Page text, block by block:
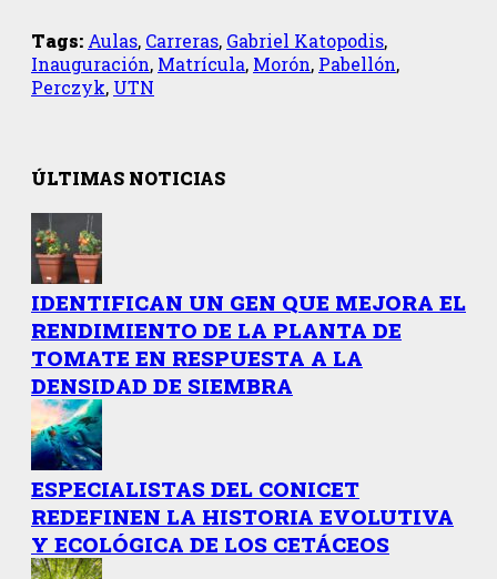
Tags: Aulas, Carreras, Gabriel Katopodis,
Inauguración, Matrícula, Morón, Pabellón,
Perczyk, UTN
ÚLTIMAS NOTICIAS
IDENTIFICAN UN GEN QUE MEJORA EL
RENDIMIENTO DE LA PLANTA DE
TOMATE EN RESPUESTA A LA
DENSIDAD DE SIEMBRA
ESPECIALISTAS DEL CONICET
REDEFINEN LA HISTORIA EVOLUTIVA
Y ECOLÓGICA DE LOS CETÁCEOS